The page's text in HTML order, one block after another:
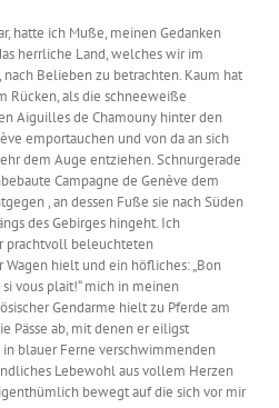
hatte ich Muße, meinen Gedanken
herrliche Land, welches wir im
Belieben zu betrachten. Kaum hat
Rücken, als die schneeweiße
Aiguilles de Chamouny hinter den
emportauchen und von da an sich
dem Auge entziehen. Schnurgerade
Campagne de Genève dem
, an dessen Fuße sie nach Süden
des Gebirges hingeht. Ich
prachtvoll beleuchteten
hielt und ein höfliches: „Bon
vous plait!“ mich in meinen
Gendarme hielt zu Pferde am
Pässe ab, mit denen er eiligst
blauer Ferne verschwimmenden
Lebewohl aus vollem Herzen
bewegt auf die sich vor mir